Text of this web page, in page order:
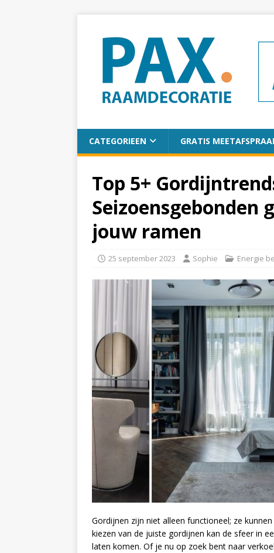
CATEGORIEEN GRATIS
Top 5+
jouw ramen
25 september 2023 Sophie Energie
Gordijnen zijn niet alleen functioneel; ze
kiezen van de juiste gordijnen kan de sfeer in
laten komen. Of je nu op zoek bent naar